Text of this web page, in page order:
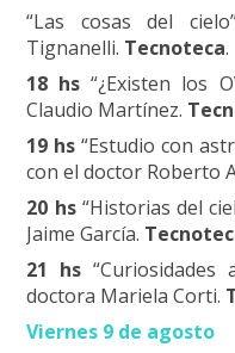
“Las cosas del
Tignanelli. Tecnoteca.
18 hs “¿Existen los
Claudio Martínez.
19 hs “Estudio con
con el doctor Roberto
20 hs“Historias del
Jaime García.
21 hs
doctora Mariela Corti.
Viernes 9 de agosto